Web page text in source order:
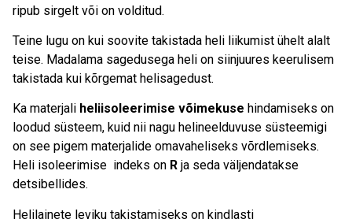
ripub sirgelt või on volditud.
Teine lugu on kui soovite takistada heli liikumist ühelt alalt
teise. Madalama sagedusega heli on siinjuures keerulisem
takistada kui kõrgemat helisagedust.
Ka materjali heliisoleerimise võimekuse hindamiseks on
loodud süsteem, kuid nii nagu helineelduvuse süsteemigi
on see pigem materjalide omavaheliseks võrdlemiseks.
Heli isoleerimise indeks on R ja seda väljendatakse
detsibellides.
Helilainete leviku takistamiseks on kindlasti